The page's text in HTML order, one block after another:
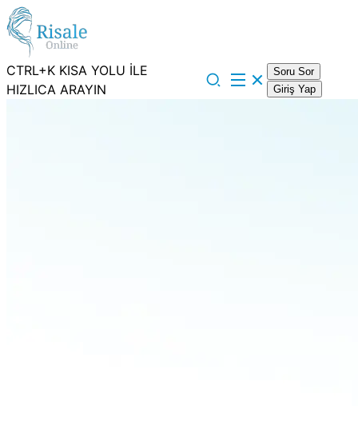
CTRL+K KISA YOLU İLE
HIZLICA ARAYIN
Soru Sor
Giriş Yap